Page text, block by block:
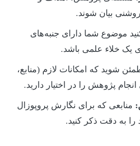
بیان شوند.
موضوع شما دارای جنبه‌های
یک خلاء علمی باشد.
شوید که امکانات لازم (منابع،
پژوهش را در اختیار دارید.
منابعی که برای نگارش پروپوزال
را به دقت ذکر کنید.